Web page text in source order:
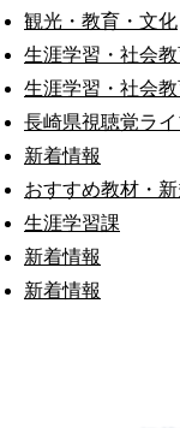
観光・教育・文化
生涯学習・社会
生涯学習・社会
長崎県視聴覚ラ
新着情報
おすすめ教材・
生涯学習課
新着情報
新着情報